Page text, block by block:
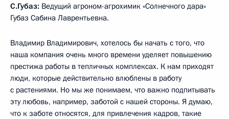
С.Губаз: Ведущий агроном-агрохимик «Солнечного дара»
Губаз Сабина Лаврентьевна.
Владимир Владимирович, хотелось бы начать с того, что
наша компания очень много времени уделяет повышению
престижа работы в тепличных комплексах. К нам приходят
люди, которые действительно влюблены в работу
с растениями. Но мы же понимаем, что важно подпитывать
эту любовь, например, заботой с нашей стороны. Я думаю,
что к заботе относятся, для привлечения кадров, такие